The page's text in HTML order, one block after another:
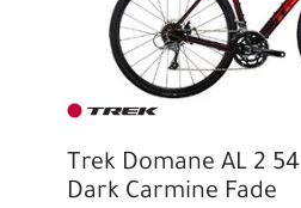
Trek Domane AL 2
Dark Carmine Fade